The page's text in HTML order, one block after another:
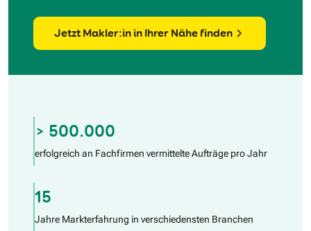
Jetzt Makler:in in Ihrer Nähe finden
> 500.000
erfolgreich an Fachfirmen vermittelte Aufträge pro Jahr
15
Jahre Markterfahrung in verschiedensten Branchen